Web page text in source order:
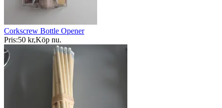
Corkscrew Bottle Opener
Pris:50 kr,Köp nu.